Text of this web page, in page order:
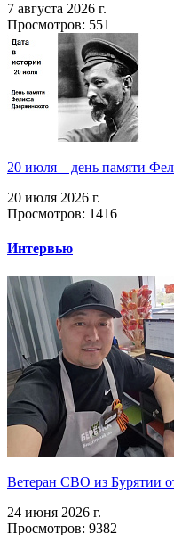
7 августа 2026 г.
Просмотров: 551
20 июля – день памяти
20 июля 2026 г.
Просмотров: 1416
Интервью
Ветеран СВО из Бурятии
24 июня 2026 г.
Просмотров: 9382